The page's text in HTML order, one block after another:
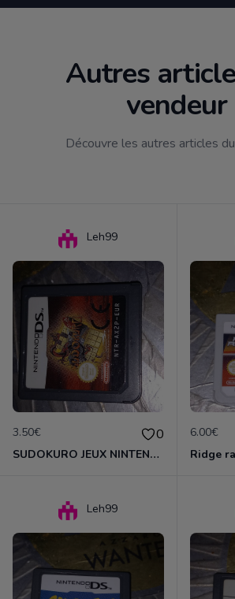
Autres
vendeur
Découvre les autres articles
Leh99
3.50€ 0
SUDOKURO JEUX NINTENDO DS
6.00€
Leh99